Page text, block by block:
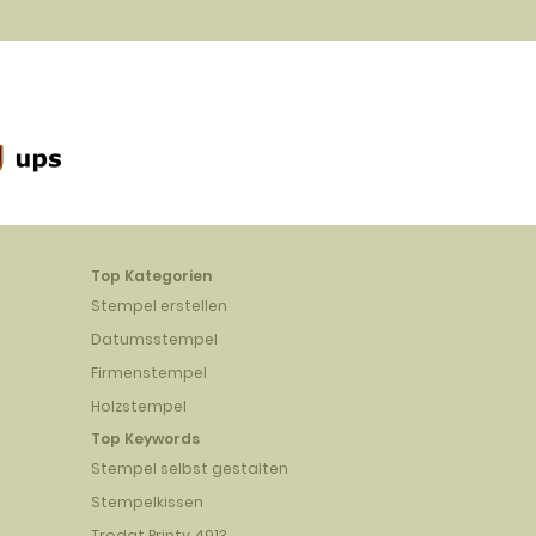
Top Kategorien
Stempel erstellen
Datumsstempel
Firmenstempel
Holzstempel
Top Keywords
Stempel selbst gestalten
Stempelkissen